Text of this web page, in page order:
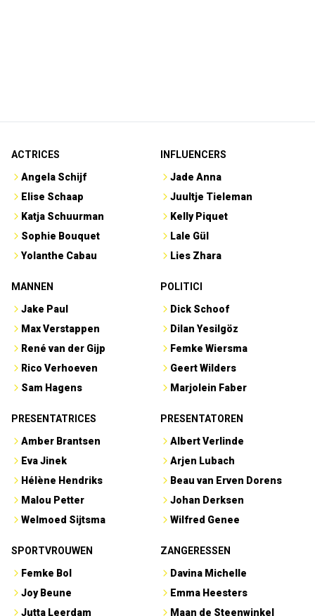
ACTRICES
Angela Schijf
Elise Schaap
Katja Schuurman
Sophie Bouquet
Yolanthe Cabau
INFLUENCERS
Jade Anna
Juultje Tieleman
Kelly Piquet
Lale Gül
Lies Zhara
MANNEN
Jake Paul
Max Verstappen
René van der Gijp
Rico Verhoeven
Sam Hagens
POLITICI
Dick Schoof
Dilan Yesilgöz
Femke Wiersma
Geert Wilders
Marjolein Faber
PRESENTATRICES
Amber Brantsen
Eva Jinek
Hélène Hendriks
Malou Petter
Welmoed Sijtsma
PRESENTATOREN
Albert Verlinde
Arjen Lubach
Beau van Erven Dorens
Johan Derksen
Wilfred Genee
SPORTVROUWEN
Femke Bol
Joy Beune
Jutta Leerdam
ZANGERESSEN
Davina Michelle
Emma Heesters
Maan de Steenwinkel